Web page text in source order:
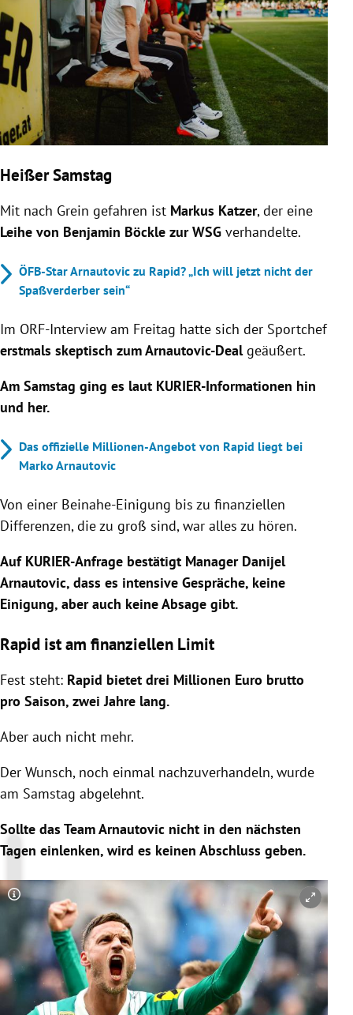
Heißer Samstag
Mit nach Grein gefahren ist Markus Katzer, der eine
Leihe von Benjamin Böckle zur WSG verhandelte.
ÖFB-Star Arnautovic zu Rapid? „Ich will jetzt nicht der
Spaßverderber sein“
Im ORF-Interview am Freitag hatte sich der Sportchef
erstmals skeptisch zum Arnautovic-Dealgeäußert.
Am Samstag ging es laut KURIER-Informationen hin
und her.
Das offizielle Millionen-Angebot von Rapid liegt bei
Marko Arnautovic
Von einer Beinahe-Einigung bis zu finanziellen
Differenzen, die zu groß sind, war alles zu hören.
Auf KURIER-Anfrage bestätigt Manager Danijel
Arnautovic, dass es intensive Gespräche, keine
Einigung, aber auch keine Absage gibt.
Rapid ist am finanziellen Limit
Fest steht: Rapid bietet drei Millionen Euro brutto
pro Saison, zwei Jahre lang.
Aber auch nicht mehr.
Der Wunsch, noch einmal nachzuverhandeln, wurde
am Samstag abgelehnt.
Sollte das Team Arnautovic nicht in den nächsten
Tagen einlenken, wird es keinen Abschluss geben.
Copyright-Hinweis öffnen/schließen